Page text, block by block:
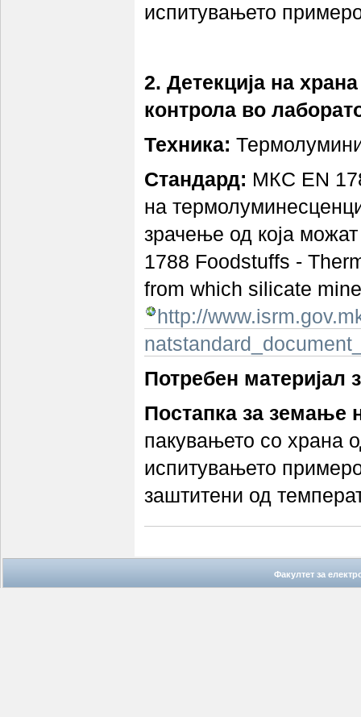
испитувањето
2. Детекција на
контрола во
Техника:
Стандард: МКС EN
на
зрачење од која
1788 Foodstuffs -
from which silicate
http://
Потребен материјал
Постапка за земање
пакувањето со храна
испитувањето
заштитени од
Факултет за